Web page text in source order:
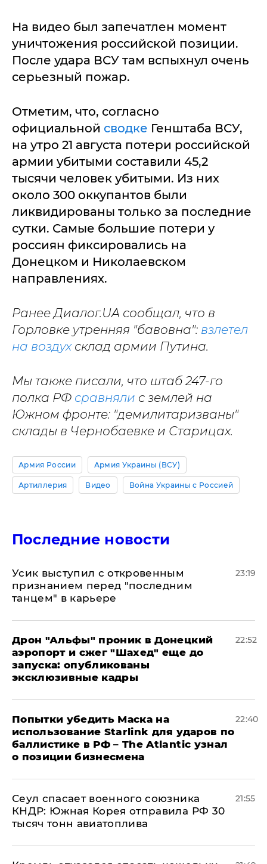
На видео был запечатлен момент
уничтожения российской позиции.
После удара ВСУ там вспыхнул очень
серьезный пожар.
Отметим, что, согласно
официальной сводке Генштаба ВСУ,
на утро 21 августа потери российской
армии убитыми составили 45,2
тысячи человек убитыми. Из них
около 300 оккупантов были
ликвидированы только за последние
сутки. Самые большие потери у
россиян фиксировались на
Донецком и Николаевском
направлениях.
Ранее Диалог.UA сообщал, что в
Горловке утренняя "бавовна": взлетел
на воздухсклад армии Путина.
Мы также писали, что штаб 247-го
полка РФ сравняли с землей на
Южном фронте: "демилитаризваны"
склады в Чернобаевке и Старицах.
Армия России Армия Украины (ВСУ)
Артиллерия Видео Война Украины с Россией
Последние новости
Усик выступил с откровенным
признанием перед "последним
танцем" в карьере
23:19
Дрон "Альфы" проник в Донецкий
аэропорт и сжег "Шахед" еще до
запуска: опубликованы
эксклюзивные кадры
22:52
Попытки убедить Маска на
использование Starlink для ударов по
баллистике в РФ – The Atlantic узнал
о позиции бизнесмена
22:40
​Сеул спасает военного союзника
КНДР: Южная Корея отправила РФ 30
тысяч тонн авиатоплива
21:55